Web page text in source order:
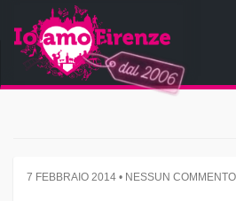
7 FEBBRAIO 2014 • NESSUN COMMENTO